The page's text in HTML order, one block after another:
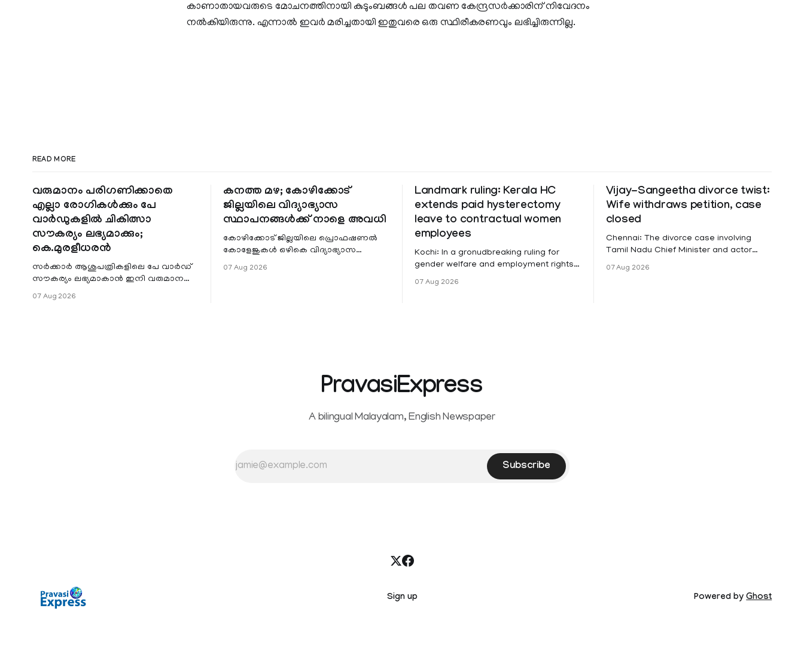
കാണാതായവരുടെ മോചനത്തിനായി കുടുംബങ്ങള്‍ പല തവണ കേന്ദ്രസര്‍ക്കാരിന് നിവേദനം
നല്‍കിയിരുന്നു. എന്നാല്‍ ഇവര്‍ മരിച്ചതായി ഇതുവരെ ഒരു സ്ഥിരീകരണവും ലഭിച്ചിരുന്നില്ല.
READ MORE
വരുമാനം പരിഗണിക്കാതെ
എല്ലാ രോഗികൾക്കും പേ
വാർഡുകളിൽ ചികിത്സാ
സൗകര്യം ലഭ്യമാക്കും;
കെ.മുരളീധരൻ
സർക്കാർ ആശുപത്രികളിലെ പേ വാർഡ്
സൗകര്യം ലഭ്യമാകാൻ ഇനി വരുമാന
പരിധിയുടെ മാനദണ്ഡമാക്കില്ല.
വരുമാനം പരിഗണിക്കാതെ എല്ലാ
07 Aug 2026
കനത്ത മഴ; കോഴിക്കോട്
ജില്ലയിലെ വിദ്യാഭ്യാസ
സ്ഥാപനങ്ങൾക്ക് നാളെ അവധി
കോഴിക്കോട് ജില്ലയിലെ പ്രൊഫഷണൽ
കോളേജുകൾ ഒഴികെ വിദ്യാഭ്യാസ
സ്ഥാപനങ്ങൾക്ക് നാളെ അവധി.
ജില്ലയിലെ മലയോര- തീരദേശ
07 Aug 2026
Landmark ruling: Kerala HC
extends paid hysterectomy
leave to contractual women
employees
Kochi: In a gronudbreaking ruling for
gender welfare and employment rights,
the Kerala High Court has affirmed that
female contractual staff employed in
07 Aug 2026
Vijay-Sangeetha divorce twist:
Wife withdraws petition, case
closed
Chennai: The divorce case involving
Tamil Nadu Chief Minister and actor
Vijay and his wife Sangeetha
Sowrnalingam has taken a new turn
07 Aug 2026
PravasiExpress
A bilingual Malayalam, English Newspaper
Subscribe
Sign up Powered byGhost